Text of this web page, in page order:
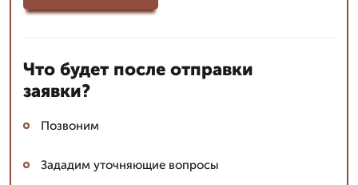
Что будет после отправки
заявки?
Позвоним
Зададим уточняющие вопросы